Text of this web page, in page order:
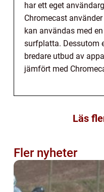
har ett eget
Chromecast
kan användas med
surfplatta. Dessutom
bredare utbud av
jämfört med
Läs
Fler nyheter